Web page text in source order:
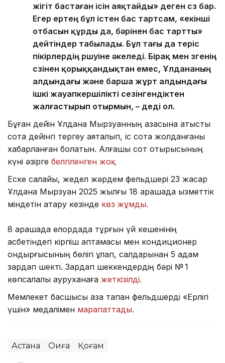
жігіт бастаған ісін аяқтайды» деген сөз бар.
Егер ертең бұл істен бас тартсам, «екінші
отбасын құрды да, бәрінен бас тартты»
дейтіндер табылады. Бұл тағы да теріс
пікірлердің өршуіне әкеледі. Бірақ мен өзгенің
сөзінен қорыққандықтан емес, Ұлдананың
алдындағы және барша жұрт алдындағы
ішкі жауапкершілікті сезінгендіктен
жалғастырып отырмын, – деді ол.
Бұған дейін Ұлдана Мырзуанның қазасына қатысты
сотқа дейінгі тергеу аяқталып, іс сотқа жолданғаны
хабарланған болатын. Алғашқы сот отырысының
күні әзірге белгіленген жоқ.
Еске салайық, жедел жәрдем фельдшері 23 жасар
Ұлдана Мырзуан 2025 жылғы 18 қарашада қызметтік
міндетін атқару кезінде көз жұмды.
8 қарашада елордада тұрғын үй кешенінің
қасбетіндегі кірпіш қаптамасы мен кондиционер
қондырғысының бөлігі құлап, салдарынан 5 адам
зардап шекті. Зардап шеккендердің бәрі № 1
көпсалалы ауруханаға жеткізілді.
Мемлекет басшысы қаза тапқан фельдшерді «Ерлігі
үшін» медалімен марапаттады.
Астана Оқиға Қоғам